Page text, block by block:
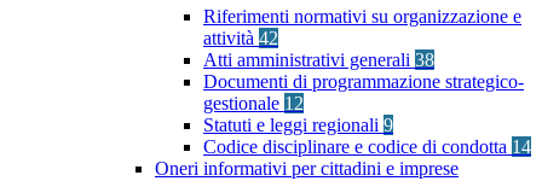
Riferimenti normativi su organizzazione e
attività 42
Atti amministrativi generali 38
Documenti di programmazione strategico-
gestionale 12
Statuti e leggi regionali 9
Codice disciplinare e codice di condotta 14
Oneri informativi per cittadini e imprese